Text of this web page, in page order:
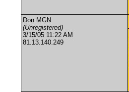
Don MGN
(Unregistered)
3/15/05 11:22 AM
81.13.140.249